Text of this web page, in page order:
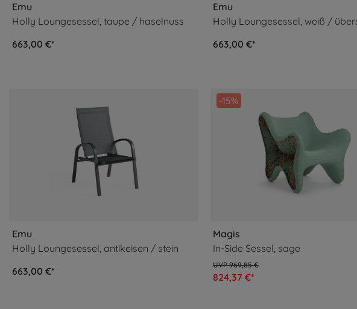
Emu
Holly Loungesessel, taupe / haselnuss
663,00 €*
Emu
Holly Loungesessel, weiß /
663,00 €*
Emu
Holly Loungesessel, antikeisen / stein
663,00 €*
-15%
Magis
In-Side Sessel, sage
824,37 €*
969,85 €